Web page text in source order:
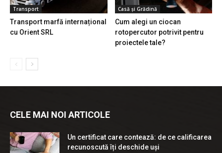
Transport
Transport marfă internațional
cu Orient SRL
Casă și Grădină
Cum alegi un ciocan
rotopercutor potrivit pentru
proiectele tale?
CELE MAI NOI ARTICOLE
Un certificat care contează: de ce calificarea
recunoscută îți deschide uși